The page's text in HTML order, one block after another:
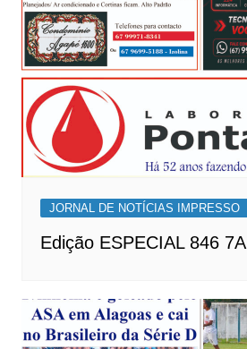
JORNAL DE NOTÍCIAS IMPRESSO
Edição ESPECIAL 846 7A